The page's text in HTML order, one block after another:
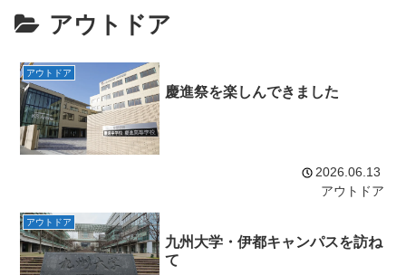
アウトドア
アウトドア
慶進祭を楽しんできました
2026.06.13
アウトドア
アウトドア
九州大学・伊都キャンパスを訪ね
て